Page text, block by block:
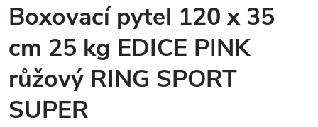
Boxovací pytel 120 x 35
cm 25 kg EDICE PINK
růžový RING SPORT
SUPER